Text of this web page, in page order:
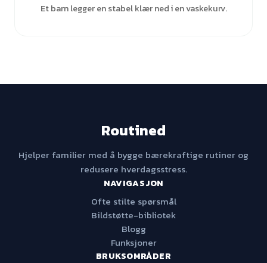
Et barn legger en stabel klær ned i en vaskekurv.
Routined
Hjelper familier med å bygge bærekraftige rutiner og
redusere hverdagsstress.
NAVIGASJON
Ofte stilte spørsmål
Bildstøtte-bibliotek
Blogg
Funksjoner
BRUKSOMRÅDER